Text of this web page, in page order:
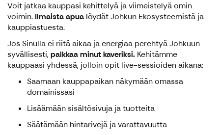
Voit jatkaa kauppasi kehittelyä ja viimeistelyä omin
voimin. Ilmaista apua löydät Johkun Ekosysteemistä ja
kauppiastuesta.
Jos Sinulla ei riitä aikaa ja energiaa perehtyä Johkuun
syvällisesti,palkkaa minut kaveriksi. Kehitämme
kauppaasi yhdessä, jolloin opit live-sessioiden aikana:
Saamaan kauppapaikan näkymään omassa
domainissasi
Lisäämään sisältösivuja ja tuotteita
Säätämään hintarivejä ja varattavuutta